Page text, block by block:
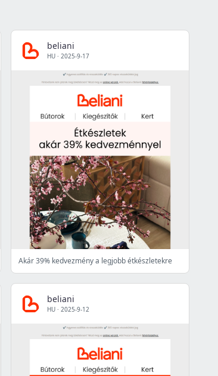
beliani
HU · 2025-9-17
Akár 39% kedvezmény a legjobb étkészletekre
beliani
HU · 2025-9-12